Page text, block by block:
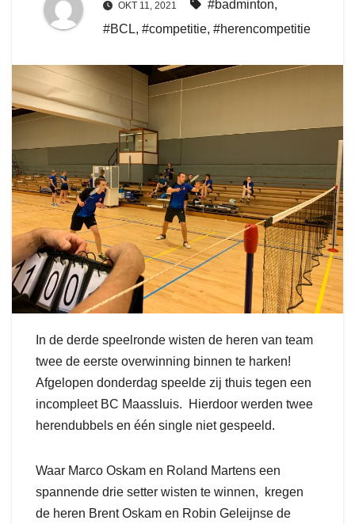
OKT 11, 2021 #badminton,
#BCL, #competitie, #herencompetitie
In de derde speelronde wisten de heren van team
twee de eerste overwinning binnen te harken!
Afgelopen donderdag speelde zij thuis tegen een
incompleet BC Maassluis. Hierdoor werden twee
herendubbels en één single niet gespeeld.
Waar Marco Oskam en Roland Martens een
spannende drie setter wisten te winnen, kregen
de heren Brent Oskam en Robin Geleijnse de